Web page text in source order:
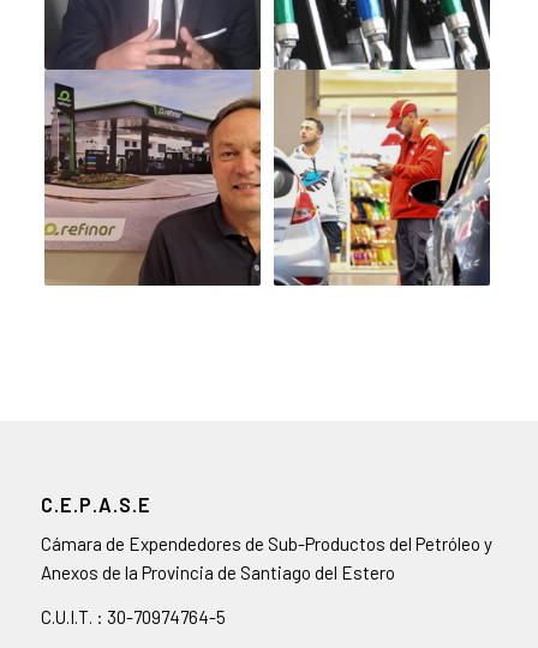
C.E.P.A.S.E
Cámara de Expendedores de Sub-Productos del Petróleo y
Anexos de la Provincia de Santiago del Estero
C.U.I.T. : 30-70974764-5